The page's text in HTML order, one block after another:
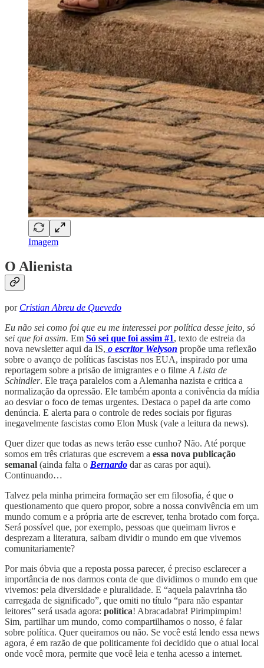
Imagem
O Alienista
por Cristian Abreu de Quevedo
Eu não sei como foi que eu me interessei por política desse jeito, só
sei que foi assim. Em Só sei que foi assim #1, texto de estreia da
nova newsletter aqui da IS, o escritor Welyson propõe uma reflexão
sobre o avanço de políticas fascistas nos EUA, inspirado por uma
reportagem sobre a prisão de imigrantes e o filme A Lista de
Schindler. Ele traça paralelos com a Alemanha nazista e critica a
normalização da opressão. Ele também aponta a conivência da mídia
ao desviar o foco de temas urgentes. Destaca o papel da arte como
denúncia. E alerta para o controle de redes sociais por figuras
inegavelmente fascistas como Elon Musk (vale a leitura da news).
Quer dizer que todas as news terão esse cunho? Não. Até porque
somos em três criaturas que escrevem a essa nova publicação
semanal (ainda falta o Bernardo dar as caras por aqui).
Continuando…
Talvez pela minha primeira formação ser em filosofia, é que o
questionamento que quero propor, sobre a nossa convivência em um
mundo comum e a própria arte de escrever, tenha brotado com força.
Será possível que, por exemplo, pessoas que queimam livros e
desprezam a literatura, saibam dividir o mundo em que vivemos
comunitariamente?
Por mais óbvia que a reposta possa parecer, é preciso esclarecer a
importância de nos darmos conta de que dividimos o mundo em que
vivemos: pela diversidade e pluralidade. E “aquela palavrinha tão
carregada de significado”, que omiti no título “para não espantar
leitores” será usada agora: política! Abracadabra! Pirimpimpim!
Sim, partilhar um mundo, como compartilhamos o nosso, é falar
sobre política. Quer queiramos ou não. Se você está lendo essa news
agora, é em razão de que politicamente foi decidido que o atual local
onde você mora, permite que você leia e tenha acesso a internet.